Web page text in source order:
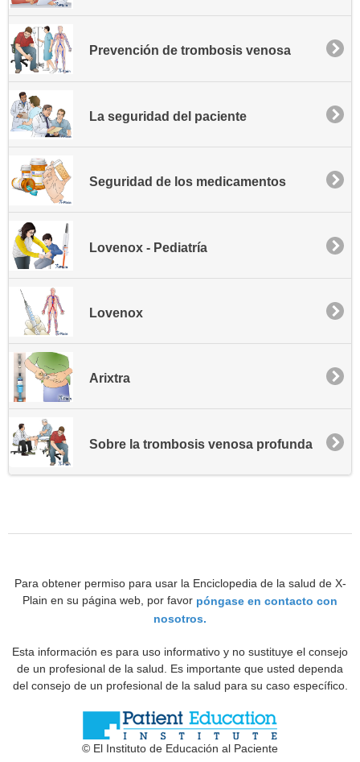
Prevención de trombosis venosa
La seguridad del paciente
Seguridad de los medicamentos
Lovenox - Pediatría
Lovenox
Arixtra
Sobre la trombosis venosa profunda
Para obtener permiso para usar la Enciclopedia de la salud de X-
Plain en su página web, por favor póngase en contacto con
nosotros.
Esta información es para uso informativo y no sustituye el consejo
de un profesional de la salud. Es importante que usted dependa
del consejo de un profesional de la salud para su caso específico.
© El Instituto de Educación al Paciente